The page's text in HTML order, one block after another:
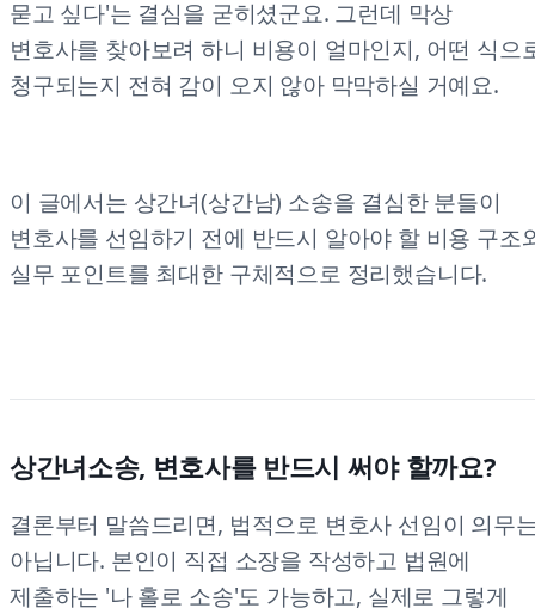
묻고 싶다'는 결심을 굳히셨군요. 그런데 막상
변호사를 찾아보려 하니 비용이 얼마인지, 어떤 식으
청구되는지 전혀 감이 오지 않아 막막하실 거예요.
이 글에서는 상간녀(상간남) 소송을 결심한 분들이
변호사를 선임하기 전에 반드시 알아야 할 비용 구조
실무 포인트를 최대한 구체적으로 정리했습니다.
상간녀소송, 변호사를 반드시 써야 할까요?
결론부터 말씀드리면, 법적으로 변호사 선임이 의무
아닙니다. 본인이 직접 소장을 작성하고 법원에
제출하는 '나 홀로 소송'도 가능하고, 실제로 그렇게